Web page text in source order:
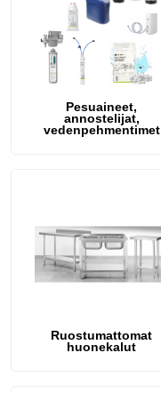
Pesuaineet,
annostelijat,
vedenpehmentimet
Ruostumattomat
huonekalut